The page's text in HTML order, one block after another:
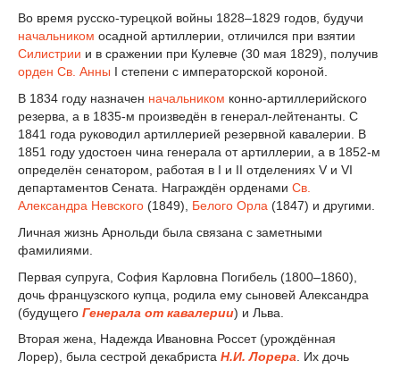
Во время русско-турецкой войны 1828–1829 годов, будучи
начальником осадной артиллерии, отличился при взятии
Силистрии и в сражении при Кулевче (30 мая 1829), получив
орден Св. Анны I степени с императорской короной.
В 1834 году назначен начальником конно-артиллерийского
резерва, а в 1835-м произведён в генерал-лейтенанты. С
1841 года руководил артиллерией резервной кавалерии. В
1851 году удостоен чина генерала от артиллерии, а в 1852-м
определён сенатором, работая в I и II отделениях V и VI
департаментов Сената. Награждён орденами Св.
Александра Невского (1849), Белого Орла (1847) и другими.
Личная жизнь Арнольди была связана с заметными
фамилиями.
Первая супруга, София Карловна Погибель (1800–1860),
дочь французского купца, родила ему сыновей Александра
(будущего Генерала от кавалерии) и Льва.
Вторая жена, Надежда Ивановна Россет (урождённая
Лорер), была сестрой декабриста Н.И. Лорера. Их дочь